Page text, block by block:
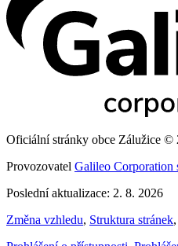
Oficiální stránky obce Zálužice ©
Provozovatel Galileo Corporation
Poslední aktualizace: 2. 8. 2026
Změna vzhledu, Struktura stránek,